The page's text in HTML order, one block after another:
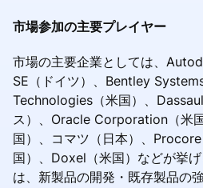
市場参加の主要プレイヤー
市場の主要企業としては、
SE（ドイツ）、Bentley
Technologies（米国）、
ス）、Oracle Corporation（米
国）、コマツ（日本）、
国）、Doxel（米国）などが挙
は、新製品の開発・既存製品の